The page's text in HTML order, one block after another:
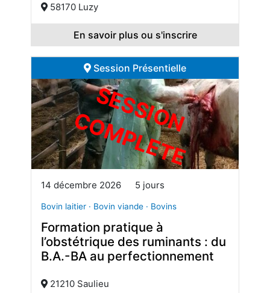
58170 Luzy
En savoir plus ou s'inscrire
Session Présentielle
S
E
S
S
I
O
N C
O
M
P
L
E
T
E
14 décembre 2026 5 jours
Bovin laitier · Bovin viande · Bovins
Formation pratique à
l’obstétrique des ruminants : du
B.A.-BA au perfectionnement
21210 Saulieu